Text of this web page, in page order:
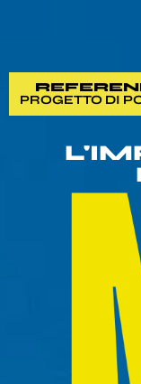
PROGETTO DI